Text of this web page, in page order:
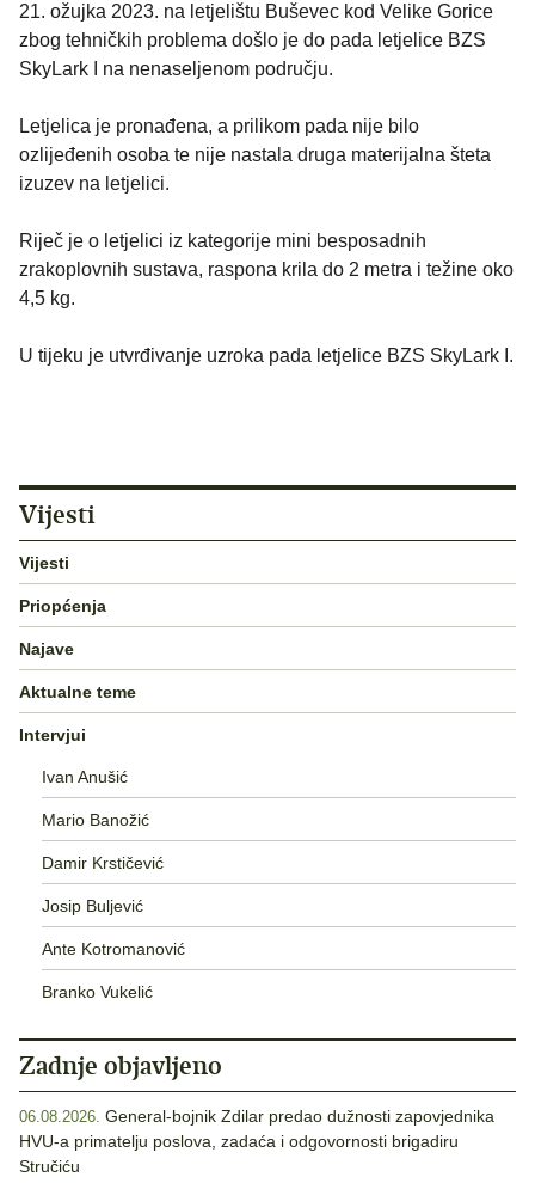
21. ožujka 2023. na letjelištu Buševec kod Velike Gorice
zbog tehničkih problema došlo je do pada letjelice BZS
SkyLark I na nenaseljenom području.
Letjelica je pronađena, a prilikom pada nije bilo
ozlijeđenih osoba te nije nastala druga materijalna šteta
izuzev na letjelici.
Riječ je o letjelici iz kategorije mini besposadnih
zrakoplovnih sustava, raspona krila do 2 metra i težine oko
4,5 kg.
U tijeku je utvrđivanje uzroka pada letjelice BZS SkyLark I.
Vijesti
Vijesti
Priopćenja
Najave
Aktualne teme
Intervjui
Ivan Anušić
Mario Banožić
Damir Krstičević
Josip Buljević
Ante Kotromanović
Branko Vukelić
Zadnje objavljeno
06.08.2026. General-bojnik Zdilar predao dužnosti zapovjednika
HVU-a primatelju poslova, zadaća i odgovornosti brigadiru
Stručiću